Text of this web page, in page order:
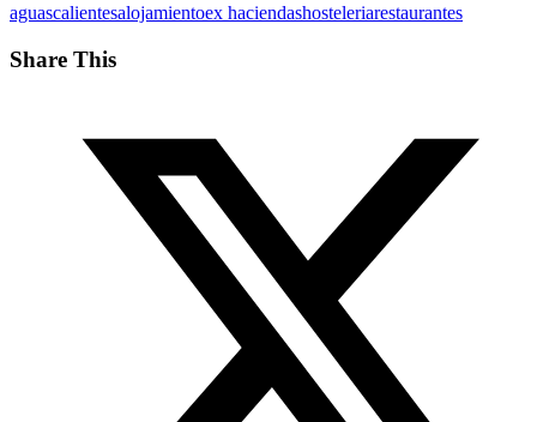
aguascalientesalojamientoex haciendashosteleriarestaurantes
Share This